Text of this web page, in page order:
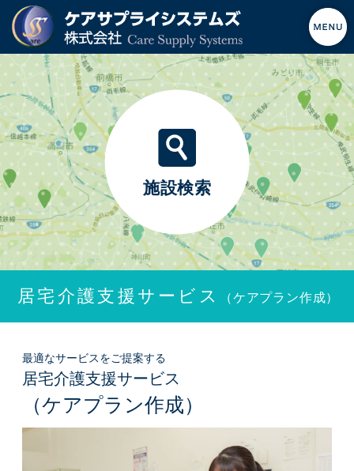
施設検索
居宅介護支援サービス （ケアプラン作成）
最適なサービスをご提案する
居宅介護支援サービス
（ケアプラン作成）